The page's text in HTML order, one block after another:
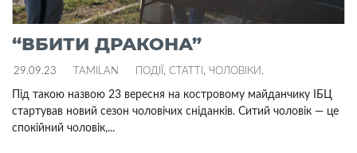
“ВБИТИ ДРАКОНА”
29.09.23 TAMILAN ПОДІЇ , СТАТТІ , ЧОЛОВІКИ .
Під такою назвою 23 вересня на костровому майданчику ІБЦ
стартував новий сезон чоловічих сніданків. Ситий чоловік — це
спокійний чоловік,...